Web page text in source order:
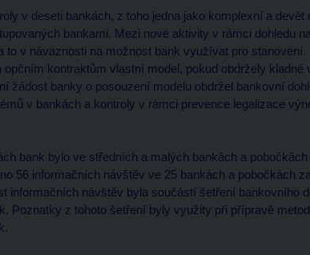
v deseti bankách, z toho jedna jako komplexní a devět
bankami. Mezi nové aktivity v rámci dohledu
to v návaznosti na možnost bank využívat pro stanovení
opčním kontraktům vlastní model, pokud obdržely kladné
žádost banky o posouzení modelu obdržel bankovní
v bankách a kontroly v rámci prevence legalizace
bank bylo ve středních a malých bankách a pobočkách
56 informačních návštěv ve 25 bankách a pobočkách
informačních návštěv byla součástí šetření bankovního
Poznatky z tohoto šetření byly využity při přípravě